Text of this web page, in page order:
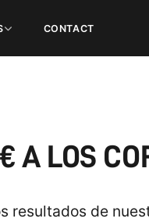
CONTACT
LOS
resultados de